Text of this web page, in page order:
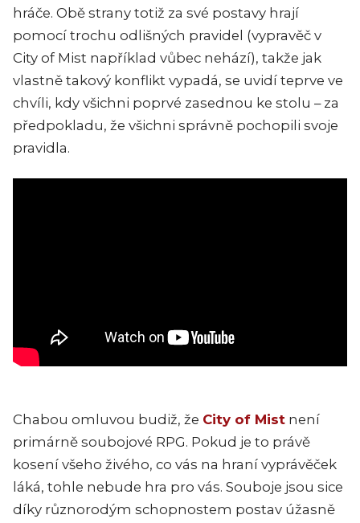
hráče. Obě strany totiž za své postavy hrají
pomocí trochu odlišných pravidel (vypravěč v
City of Mist například vůbec nehází), takže jak
vlastně takový konflikt vypadá, se uvidí teprve ve
chvíli, kdy všichni poprvé zasednou ke stolu – za
předpokladu, že všichni správně pochopili svoje
pravidla.
Chabou omluvou budiž, že City of Mist není
primárně soubojové RPG. Pokud je to právě
kosení všeho živého, co vás na hraní vyprávěček
láká, tohle nebude hra pro vás. Souboje jsou sice
díky různorodým schopnostem postav úžasně